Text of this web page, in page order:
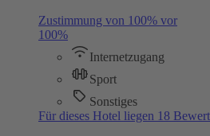
Zustimmung von 100% vor
100%
Internetzugang
Sport
Sonstiges
Für dieses Hotel liegen 18